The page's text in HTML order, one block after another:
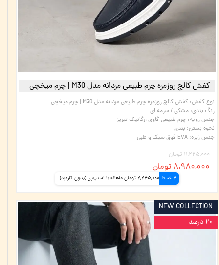
کفش کالج روزمره چرم طبیعی مردانه مدل M30 | چرم میخچی
نوع کفش: کفش کالج روزمره چرم طبیعی مردانه مدل M30 | چرم میخچی
رنگ بندی: مشکی / سرمه ای
جنس رویه: چرم طبیعی گاوی ارگانیک تبریز
نحوه بستن: بندی
جنس زیره: EVA فوق سبک و طبی
۱۱,۲۲۵,۰۰۰ تومان
۸,۹۸۰,۰۰۰ تومان
4 قسط 2,245,000 تومان ماهانه با اسنپ‌پی (بدون کارمزد)
NEW COLLECTION
۲۰ درصد